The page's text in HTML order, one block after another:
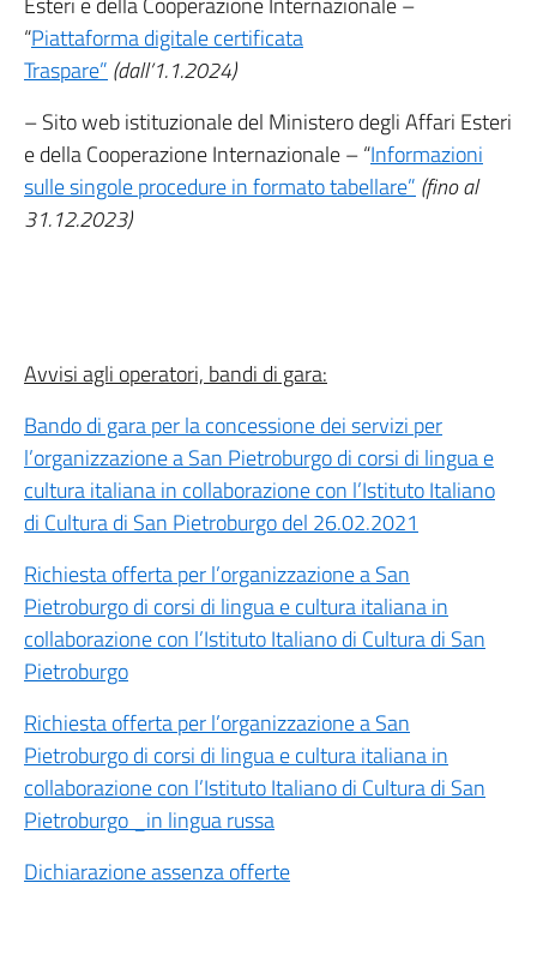
“Piattaforma digitale certificata
Traspare” (dall’1.1.2024)
– Sito web istituzionale del Ministero degli Affari Esteri
e della Cooperazione Internazionale – “Informazioni
sulle singole procedure in formato tabellare” (fino al
31.12.2023)
Avvisi agli operatori, bandi di gara:
Bando di gara per la concessione dei servizi per
l’organizzazione a San Pietroburgo di corsi di lingua e
cultura italiana in collaborazione con l’Istituto Italiano
di Cultura di San Pietroburgo del 26.02.2021
Richiesta offerta per l’organizzazione a San
Pietroburgo di corsi di lingua e cultura italiana in
collaborazione con l’Istituto Italiano di Cultura di San
Pietroburgo
Richiesta offerta per l’organizzazione a San
Pietroburgo di corsi di lingua e cultura italiana in
collaborazione con l’Istituto Italiano di Cultura di San
Pietroburgo _in lingua russa
Dichiarazione assenza offerte